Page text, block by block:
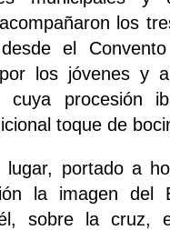
los
el
los jóvenes y
cuya procesión
toque de
lugar, portado a
la imagen del
sobre la cruz,